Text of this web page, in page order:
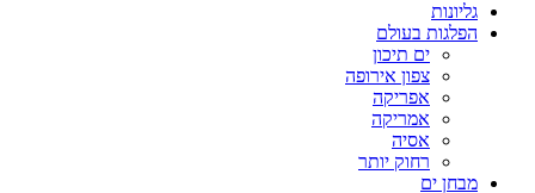
גליונות
הפלגות בעולם
ים תיכון
צפון אירופה
אפריקה
אמריקה
אסיה
רחוק יותר
מבחן ים